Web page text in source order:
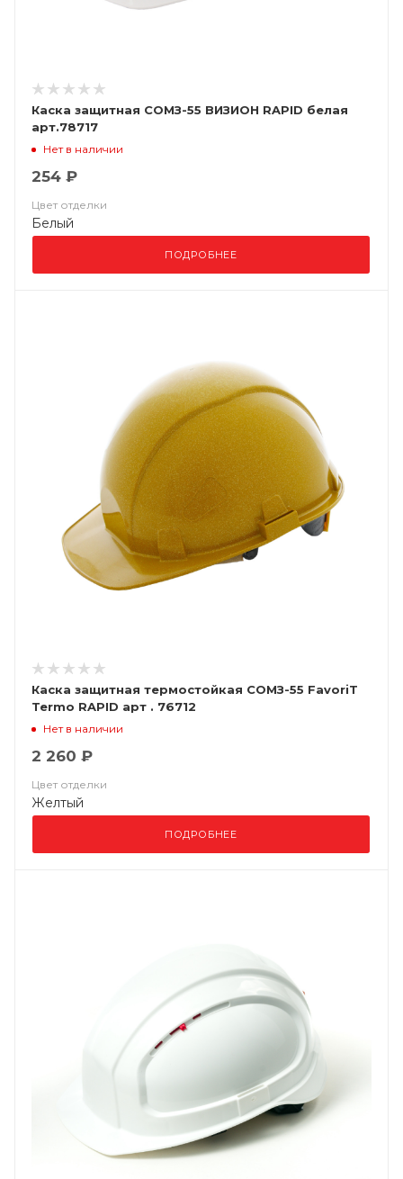
Каска защитная СОМЗ-55 ВИЗИОН RAPID белая
арт.78717
Нет в наличии
254 ₽
Цвет отделки
Белый
ПОДРОБНЕЕ
Каска защитная термостойкая СОМЗ-55 FavoriT
Termo RAPID арт . 76712
Нет в наличии
2 260 ₽
Цвет отделки
Желтый
ПОДРОБНЕЕ